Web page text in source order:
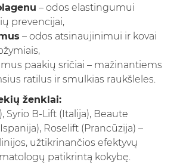
– odos elastingumui
prevencijai,
– odos atsinaujinimui ir kovai
paakių sričiai – mažinantiems
ratilus ir smulkias raukšleles.
ženklai:
Syrio B-Lift (Italija), Beaute
Roselift (Prancūzija) –
užtikrinančios efektyvų
patikrintą kokybę.